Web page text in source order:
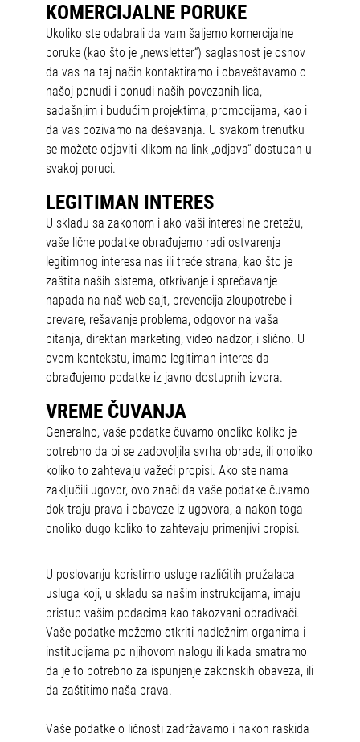
KOMERCIJALNE PORUKE
Ukoliko ste odabrali da vam šaljemo komercijalne
poruke (kao što je „newsletter“) saglasnost je osnov
da vas na taj način kontaktiramo i obaveštavamo o
našoj ponudi i ponudi naših povezanih lica,
sadašnjim i budućim projektima, promocijama, kao i
da vas pozivamo na dešavanja. U svakom trenutku
se možete odjaviti klikom na link „odjava“ dostupan u
svakoj poruci.
LEGITIMAN INTERES
U skladu sa zakonom i ako vaši interesi ne pretežu,
vaše lične podatke obrađujemo radi ostvarenja
legitimnog interesa nas ili treće strana, kao što je
zaštita naših sistema, otkrivanje i sprečavanje
napada na naš web sajt, prevencija zloupotrebe i
prevare, rešavanje problema, odgovor na vaša
pitanja, direktan marketing, video nadzor, i slično. U
ovom kontekstu, imamo legitiman interes da
obrađujemo podatke iz javno dostupnih izvora.
VREME ČUVANJA
Generalno, vaše podatke čuvamo onoliko koliko je
potrebno da bi se zadovoljila svrha obrade, ili onoliko
koliko to zahtevaju važeći propisi. Ako ste nama
zaključili ugovor, ovo znači da vaše podatke čuvamo
dok traju prava i obaveze iz ugovora, a nakon toga
onoliko dugo koliko to zahtevaju primenjivi propisi.
U poslovanju koristimo usluge različitih pružalaca
usluga koji, u skladu sa našim instrukcijama, imaju
pristup vašim podacima kao takozvani obrađivači.
Vaše podatke možemo otkriti nadležnim organima i
institucijama po njihovom nalogu ili kada smatramo
da je to potrebno za ispunjenje zakonskih obaveza, ili
da zaštitimo naša prava.
Vaše podatke o ličnosti zadržavamo i nakon raskida